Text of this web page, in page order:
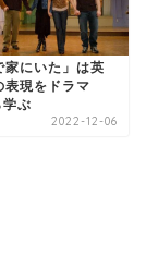
家にいた」は英
表現をドラマ
ぶ
2022-12-06